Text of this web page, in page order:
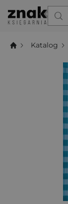
Katalog